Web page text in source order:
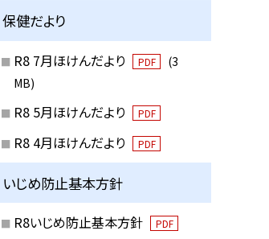
保健だより
R8 7月ほけんだより PDF
(3
MB)
R8 5月ほけんだより PDF
R8 4月ほけんだより PDF
いじめ防止基本方針
R8いじめ防止基本方針 PDF